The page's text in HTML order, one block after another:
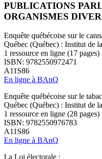
PUBLICATIONS
ORGANISMES
Enquête québécoise sur le
Québec (Québec) : Institut de
1 ressource en ligne (17 pages)
ISBN: 9782550972471
A11S86
En ligne à BAnQ
Enquête québécoise sur le
Québec (Québec) : Institut de
1 ressource en ligne (28 pages)
ISBN: 9782550976783
A11S86
En ligne à BAnQ
La Loi électorale :